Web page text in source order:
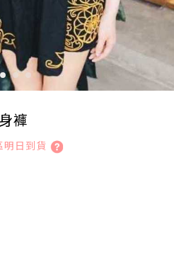
褲
日到貨